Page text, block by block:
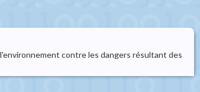
contre les dangers résultant des